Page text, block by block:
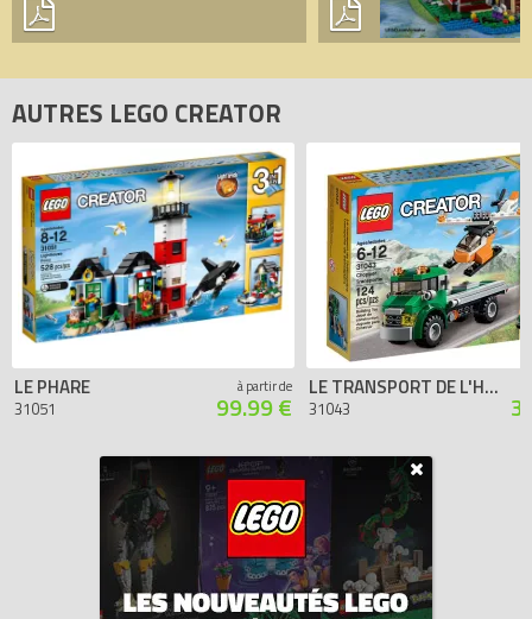
AUTRES LEGO CREATOR
LE PHARE
31051
à partir de
99.99 €
LE TRANSPORT DE L'HÉLICOPTÈRE
31043